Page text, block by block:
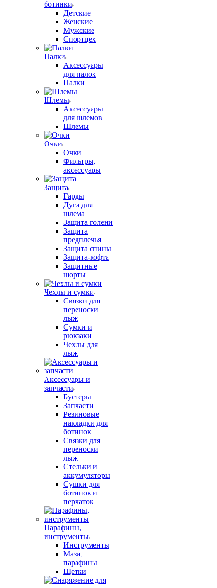
ботинки
Детские
Женские
Мужские
Спортцех
Палки
Аксессуары
для палок
Палки
Шлемы
Аксессуары
для шлемов
Шлемы
Очки
Очки
Фильтры,
аксессуары
Защита
Гарды
Дуга для
шлема
Защита голени
Защита
предплечья
Защита спины
Защита-кофта
Защитные
шорты
Чехлы и сумки
Связки для
переноски
лыж
Сумки и
рюкзаки
Чехлы для
лыж
Аксессуары и
запчасти
Бустеры
Запчасти
Резиновые
накладки для
ботинок
Связки для
переноски
лыж
Стельки и
аккумуляторы
Сушки для
ботинок и
перчаток
Парафины,
инструменты
Инструменты
Мази,
парафины
Щетки